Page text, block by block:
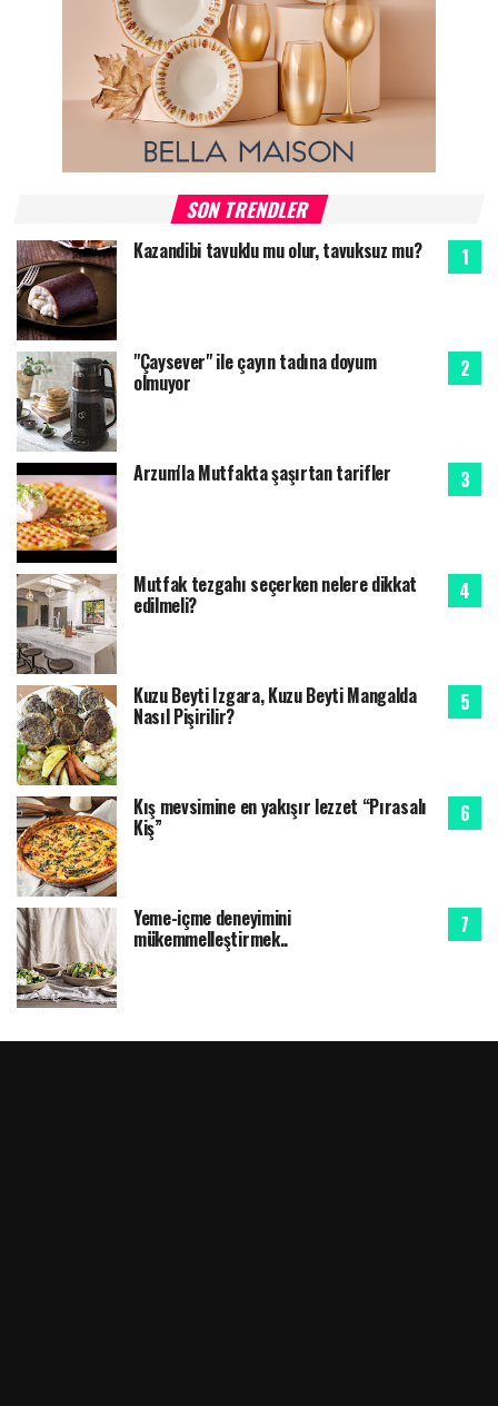
SON TRENDLER
Kazandibi tavuklu mu olur, tavuksuz mu?
"Çaysever" ile çayın tadına doyum
olmuyor
Arzum'la Mutfakta şaşırtan tarifler
Mutfak tezgahı seçerken nelere dikkat
edilmeli?
Kuzu Beyti Izgara, Kuzu Beyti Mangalda
Nasıl Pişirilir?
Kış mevsimine en yakışır lezzet “Pırasalı
Kiş”
Yeme-içme deneyimini
mükemmelleştirmek..